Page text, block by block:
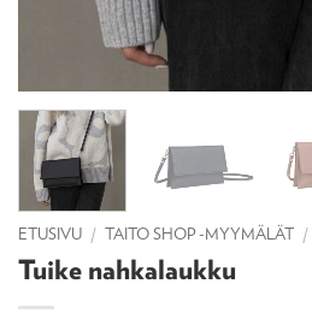
ETUSIVU / TAITO SHOP -MYYMÄLÄT /
Tuike nahkalaukku